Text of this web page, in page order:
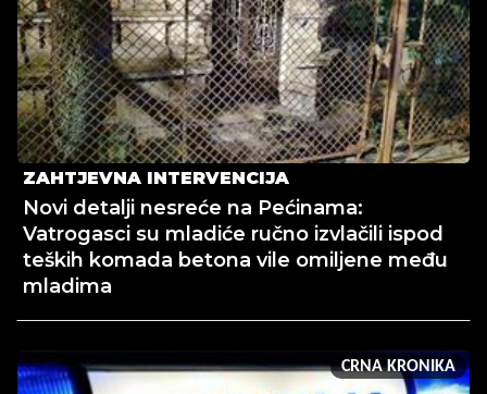
ZAHTJEVNA INTERVENCIJA
Novi detalji nesreće na Pećinama:
Vatrogasci su mladiće ručno izvlačili ispod
teških komada betona vile omiljene među
mladima
CRNA KRONIKA